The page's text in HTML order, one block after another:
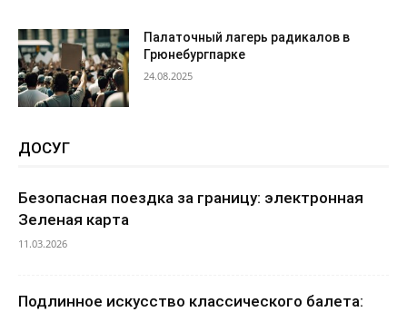
Палаточный лагерь радикалов в
Грюнебургпарке
24.08.2025
ДОСУГ
Безопасная поездка за границу: электронная
Зеленая карта
11.03.2026
Подлинное искусство классического балета: